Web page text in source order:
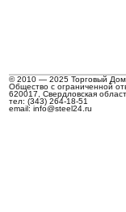
© 2010 — 2025 Торговый
Общество с ограниченной
620017, Свердловская
тел: (343) 264-18-51
email: info@steel24.ru